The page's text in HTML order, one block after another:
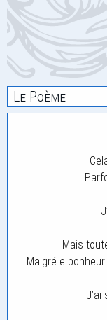
Le Poème
Mais
Malgré e